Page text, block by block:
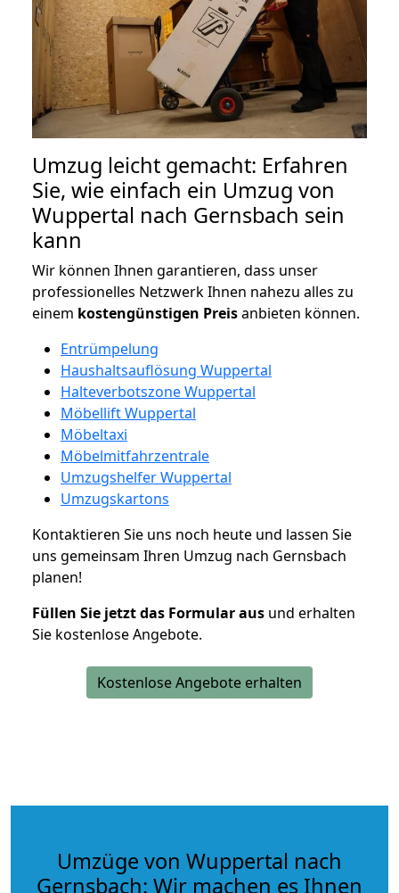
Umzug leicht gemacht: Erfahren
Sie, wie einfach ein Umzug von
Wuppertal nach Gernsbach sein
kann
Wir können Ihnen garantieren, dass unser
professionelles Netzwerk Ihnen nahezu alles zu
einem kostengünstigen Preisanbieten können.
Entrümpelung
Haushaltsauflösung Wuppertal
Halteverbotszone Wuppertal
Möbellift Wuppertal
Möbeltaxi
Möbelmitfahrzentrale
Umzugshelfer Wuppertal
Umzugskartons
Kontaktieren Sie uns noch heute und lassen Sie
uns gemeinsam Ihren Umzug nach Gernsbach
planen!
Füllen Sie jetzt das Formular aus und erhalten
Sie kostenlose Angebote.
Kostenlose Angebote erhalten
Umzüge von Wuppertal nach
Gernsbach: Wir machen es Ihnen